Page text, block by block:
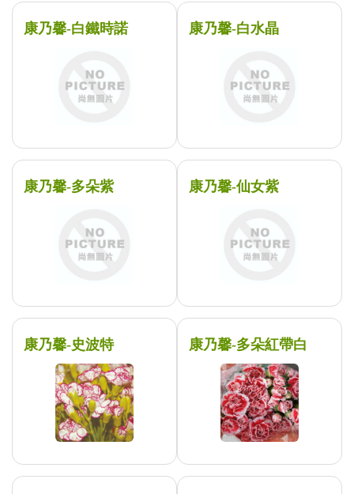
康乃馨-白鐵時諾 康乃馨-白水晶
康乃馨-多朵紫 康乃馨-仙女紫
康乃馨-史波特 康乃馨-多朵紅帶白